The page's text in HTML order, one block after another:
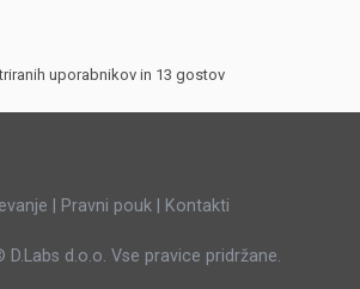
uporabnikov in 13 gostov
Pravni pouk Kontakti
D.Labs d.o.o. Vse pravice pridržane.